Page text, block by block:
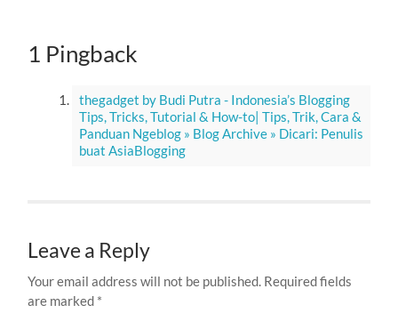
1 Pingback
thegadget by Budi Putra - Indonesia’s Blogging
Tips, Tricks, Tutorial & How-to| Tips, Trik, Cara &
Panduan Ngeblog » Blog Archive » Dicari: Penulis
buat AsiaBlogging
Leave a Reply
Your email address will not be published. Required fields
are marked *